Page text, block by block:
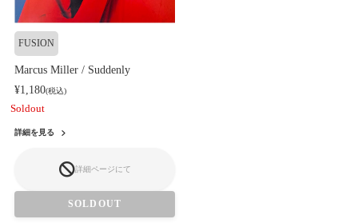
FUSION
Marcus Miller / Suddenly
¥1,180(税込)
Soldout
詳細を見る
詳細ページにて
SOLDOUT